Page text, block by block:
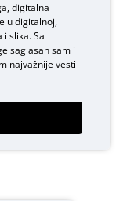
digitalna
u digitalnoj,
slika. Sa
saglasan sam i
najvažnije vesti